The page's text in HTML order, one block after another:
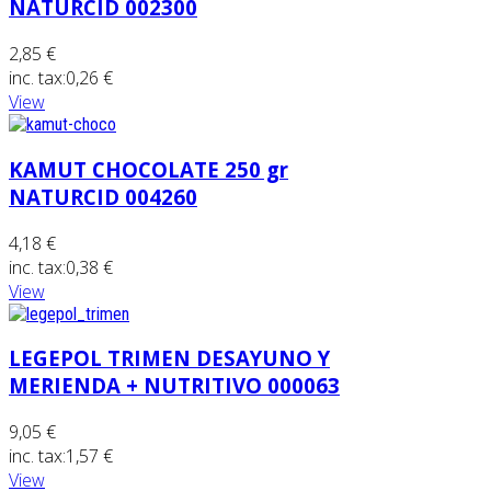
NATURCID 002300
2,85 €
inc. tax:0,26 €
View
KAMUT CHOCOLATE 250 gr
NATURCID 004260
4,18 €
inc. tax:0,38 €
View
LEGEPOL TRIMEN DESAYUNO Y
MERIENDA + NUTRITIVO 000063
9,05 €
inc. tax:1,57 €
View